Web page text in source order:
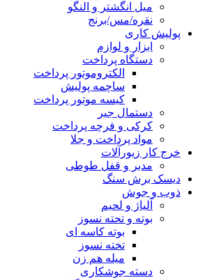
میل انگشتر و النگو
نقره/مس/برنج
پولیش کاری
ابزار و لوازم
دستگاه پرداخت
الکتروموتور پرداخت
ساچمه پولیش
کیسه موتور پرداخت
دستمال جیر
کرکی و فرچه پرداخت
مواد پرداخت و جلا
خرج کار زیورآلات
مدبر و قفل طوطی
دیسک برش سنگ
ذوب و جوش
آلیاژ و لحیم
بوته و تحته نسوز
بوته کاسه ای
تخته نسوز
میله هم زن
دسته جوشکاری